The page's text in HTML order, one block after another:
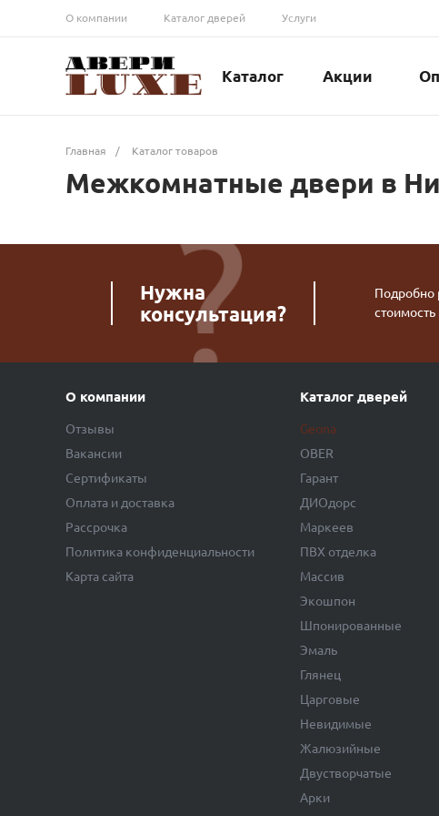
О компании Каталог дверей Услуги
Каталог Акции
Главная / Каталог товаров
Межкомнатные двери в
Нужна
консультация?
Подробно
О компании
Отзывы
Вакансии
Сертификаты
Оплата и доставка
Рассрочка
Политика конфиденциальности
Карта сайта
Каталог дверей
Geona
OBER
Гарант
ДИОдорс
Маркеев
ПВХ отделка
Массив
Экошпон
Шпонированные
Эмаль
Глянец
Царговые
Невидимые
Жалюзийные
Двустворчатые
Арки